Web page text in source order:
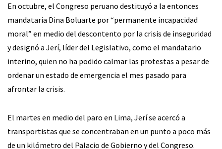
En octubre, el Congreso peruano destituyó a la entonces
mandataria Dina Boluarte por “permanente incapacidad
moral” en medio del descontento por la crisis de inseguridad
y designó a Jerí, líder del Legislativo, como el mandatario
interino, quien no ha podido calmar las protestas a pesar de
ordenar un estado de emergencia el mes pasado para
afrontar la crisis.
El martes en medio del paro en Lima, Jerí se acercó a
transportistas que se concentraban en un punto a poco más
de un kilómetro del Palacio de Gobierno y del Congreso.